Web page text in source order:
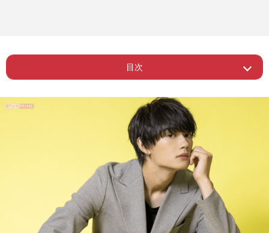
目次
Page 1 ー Snow Man・目黒蓮演じるハルとは
ー グループでいちばんワガママ!?